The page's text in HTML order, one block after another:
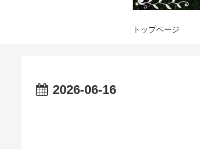
トップページ
2026-06-16